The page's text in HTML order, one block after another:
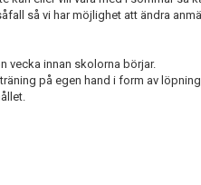
så vi har möjlighet att ändra
vecka innan skolorna börjar.
på egen hand i form av